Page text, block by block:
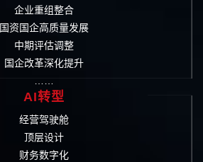
企业重组整合
国资国企高质量发展
中期评估调整
国企改革深化提升
……
AI转型
经营驾驶舱
顶层设计
财务数字化